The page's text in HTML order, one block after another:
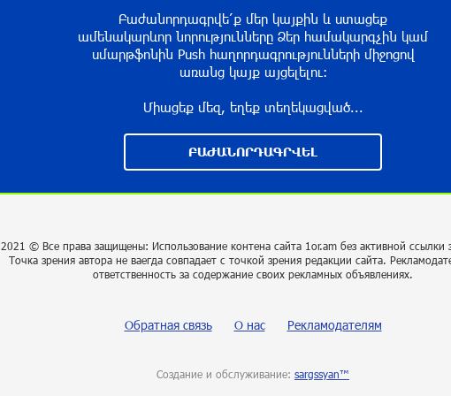
Բաժանորդագրվե՛ք մեր կայքին և ստացեք
ամենակարևոր նորությունները Ձեր համակարգչին կամ
սմարթֆոնին Push հաղորդագրությունների միջոցով
առանց կայք այցելելու։
Միացեք մեզ, եղեք տեղեկացված...
ԲԱԺԱՆՈՐԴԱԳՐՎԵԼ
2021 © Все права защищены: Использование контена сайта 1or.am без активной ссылки
Точка зрения автора не ваегда совпадает с точкой зрения редакции сайта.
ответственность за содержание своих рекламных объявлениях.
Обратная связь О нас Рекламодателям
Создание и обслуживание: sargssyan™